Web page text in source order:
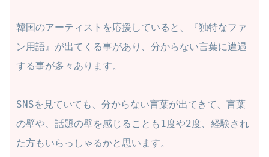
韓国のアーティストを応援していると、『独特なファ
ン用語』が出てくる事があり、分からない言葉に遭遇
する事が多々あります。
SNSを見ていても、分からない言葉が出てきて、言葉
の壁や、話題の壁を感じることも1度や2度、経験され
た方もいらっしゃるかと思います。